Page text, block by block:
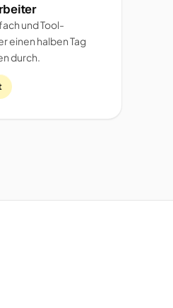
und Tool-
einen halben Tag
durch.